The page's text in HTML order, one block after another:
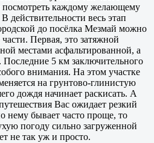
каждому желающему
действительности весь этап
до посёлка Мезмай можно
Первая, это затяжной
местами асфальтированной, а
Последние 5 км заключительного
внимания. На этом участке
на грунтово-глинистую
дождя начинает раскисать. А
Вас ожидает резкий
нему бывает часто проще, то
погоду сильно загруженной
не так уж и просто.